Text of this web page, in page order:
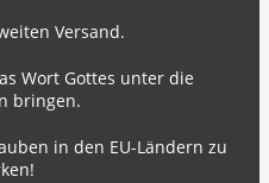
Versand.
Wort Gottes unter die
bringen.
in den EU-Ländern zu